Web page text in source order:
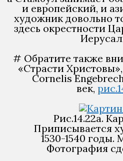
и европейский, и
художник довольно
здесь окрестности
# Обратите также
«Страсти
Cornelis
век,
Рис.14.22a.
Приписывается
1530-1540 годы.
Фотография